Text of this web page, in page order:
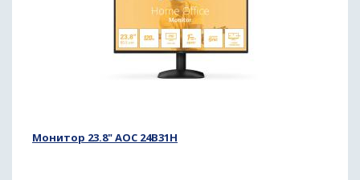
Монитор 23.8" AOC 24B31H